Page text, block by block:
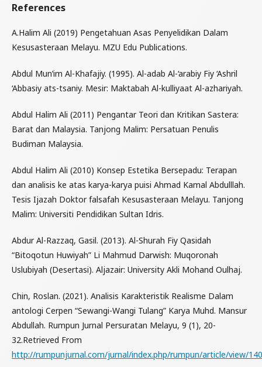
References
A.Halim Ali (2019) Pengetahuan Asas Penyelidikan Dalam
Kesusasteraan Melayu. MZU Edu Publications.
Abdul Mun’im Al-Khafajiy. (1995). Al-adab Al-‘arabiy Fiy ‘Ashril
‘Abbasiy ats-tsaniy. Mesir: Maktabah Al-kulliyaat Al-azhariyah.
Abdul Halim Ali (2011) Pengantar Teori dan Kritikan Sastera:
Barat dan Malaysia. Tanjong Malim: Persatuan Penulis
Budiman Malaysia.
Abdul Halim Ali (2010) Konsep Estetika Bersepadu: Terapan
dan analisis ke atas karya-karya puisi Ahmad Kamal Abdulllah.
Tesis Ijazah Doktor falsafah Kesusasteraan Melayu. Tanjong
Malim: Universiti Pendidikan Sultan Idris.
Abdur Al-Razzaq, Gasil. (2013). Al-Shurah Fiy Qasidah
“Bitoqotun Huwiyah” Li Mahmud Darwish: Muqoronah
Uslubiyah (Desertasi). Aljazair: University Akli Mohand Oulhaj.
Chin, Roslan. (2021). Analisis Karakteristik Realisme Dalam
antologi Cerpen “Sewangi-Wangi Tulang” Karya Muhd. Mansur
Abdullah. Rumpun Jurnal Persuratan Melayu, 9 (1), 20-
32.Retrieved From
http://rumpunjurnal.com/jurnal/index.php/rumpun/article/view/140